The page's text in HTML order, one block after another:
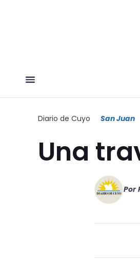
Diario de Cuyo San Juan
Una
Por